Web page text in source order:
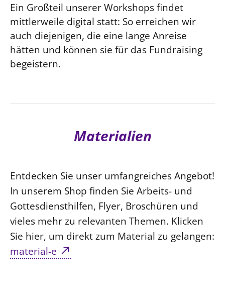
Ein Großteil unserer Workshops findet
mittlerweile digital statt: So erreichen wir
auch diejenigen, die eine lange Anreise
hätten und können sie für das Fundraising
begeistern.
Materialien
Entdecken Sie unser umfangreiches Angebot!
In unserem Shop finden Sie Arbeits- und
Gottesdiensthilfen, Flyer, Broschüren und
vieles mehr zu relevanten Themen. Klicken
Sie hier, um direkt zum Material zu gelangen:
material-e